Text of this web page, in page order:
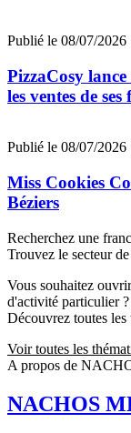
Publié le 08/07/2026
PizzaCosy
les ventes de ses
Publié le 08/07/2026
Miss Cookies
Béziers
Recherchez une
Trouvez le secteur
Vous souhaitez
d'activité particulier ?
Découvrez toutes les
Voir toutes les
A propos de
NACHOS